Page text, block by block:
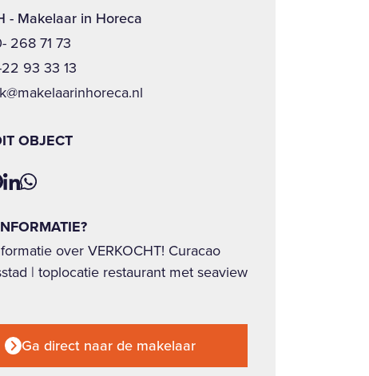
- Makelaar in Horeca
268 71 73
93 33 13
OBJECT
over VERKOCHT! Curacao
| toplocatie restaurant met seaview
Ga direct naar de makelaar